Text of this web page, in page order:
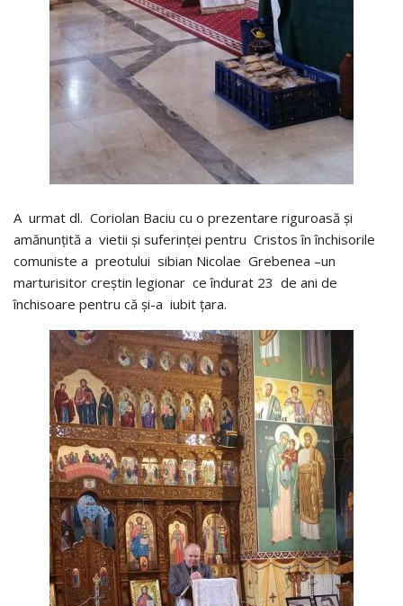
A urmat dl. Coriolan Baciu cu o prezentare riguroasă și
amănunțită a vietii și suferinței pentru Cristos în închisorile
comuniste a preotului sibian Nicolae Grebenea –un
marturisitor creștin legionar ce îndurat 23 de ani de
închisoare pentru că și-a iubit țara.